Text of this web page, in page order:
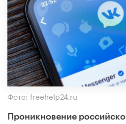
Фото: freehelp24.ru
Проникновение